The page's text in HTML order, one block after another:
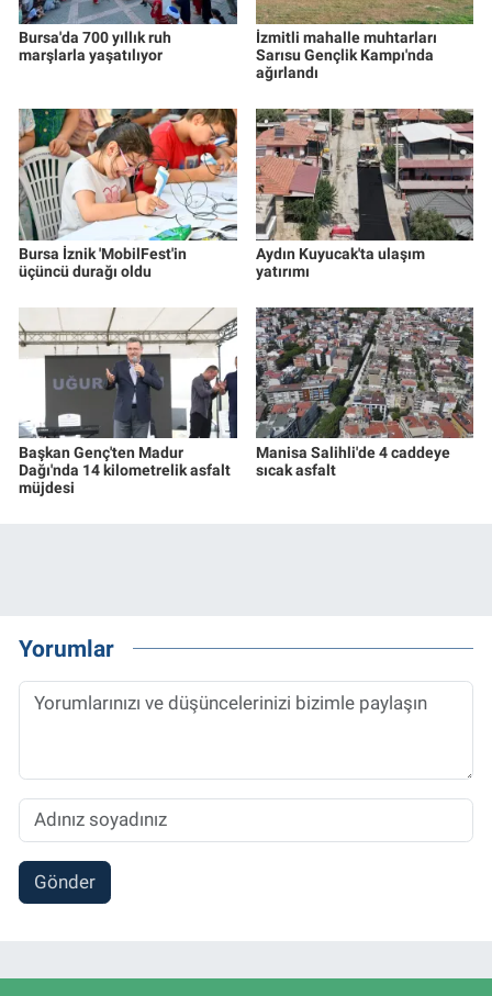
Bursa'da 700 yıllık ruh
marşlarla yaşatılıyor
İzmitli mahalle muhtarları
Sarısu Gençlik Kampı'nda
ağırlandı
Bursa İznik 'MobilFest'in
üçüncü durağı oldu
Aydın Kuyucak'ta ulaşım
yatırımı
Başkan Genç'ten Madur
Dağı'nda 14 kilometrelik asfalt
müjdesi
Manisa Salihli'de 4 caddeye
sıcak asfalt
Yorumlar
Gönder